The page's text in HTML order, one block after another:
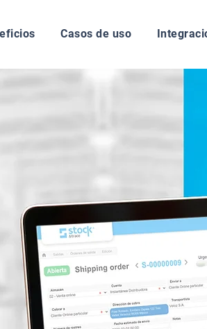
Casos de uso